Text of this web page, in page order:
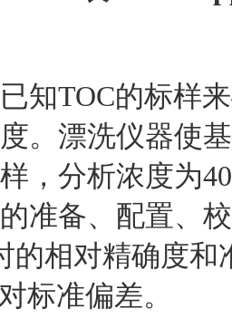
知TOC的标样
。漂洗仪器使
，分析浓度为
准备、配置、
的相对精确度
标准偏差。